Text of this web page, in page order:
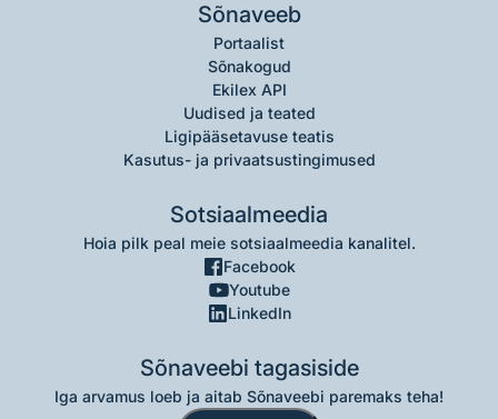
Sõnaveeb
Portaalist
Sõnakogud
Ekilex API
Uudised ja teated
Ligipääsetavuse teatis
Kasutus- ja privaatsustingimused
Sotsiaalmeedia
Hoia pilk peal meie sotsiaalmeedia kanalitel.
Facebook
Youtube
LinkedIn
Sõnaveebi tagasiside
Iga arvamus loeb ja aitab Sõnaveebi paremaks teha!